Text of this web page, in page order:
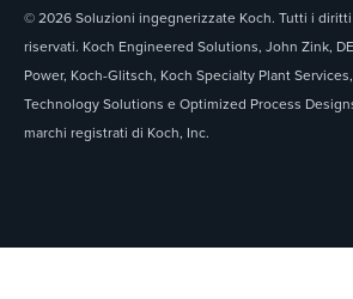
© 2026 Soluzioni ingegnerizzate Koch. Tutti i diritti
riservati. Koch Engineered Solutions, John Zink,
Power, Koch-Glitsch, Koch Specialty Plant
Technology Solutions e Optimized Process
marchi registrati di Koch, Inc.